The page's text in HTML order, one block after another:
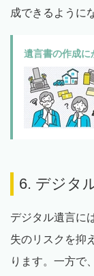
成できるように
遺言書の作成に
6. デジタ
デジタル遺言に
失のリスクを抑
ります。一方で